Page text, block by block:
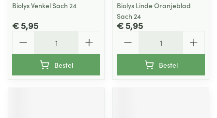
Biolys Venkel Sach 24
€ 5,95
Bestel
Biolys Linde Oranjeblad
Sach 24
€ 5,95
Bestel